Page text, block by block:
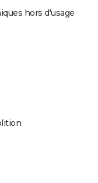
hors d'usage